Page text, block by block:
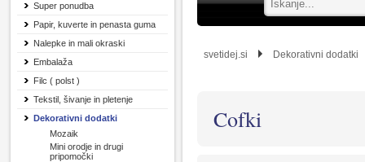
Super ponudba
Papir, kuverte in penasta guma
Nalepke in mali okraski
Embalaža
Filc ( polst )
Tekstil, šivanje in pletenje
Dekorativni dodatki
Mozaik
Mini orodje in drugi
pripomočki
svetidej.si Dekorativni dodatki
Cofki